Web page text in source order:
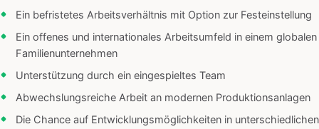
Ein befristetes Arbeitsverhältnis mit Option zur Festeinstellung
Ein offenes und internationales Arbeitsumfeld in einem globalen
Familienunternehmen
Unterstützung durch ein eingespieltes Team
Abwechslungsreiche Arbeit an modernen Produktionsanlagen
Die Chance auf Entwicklungsmöglichkeiten in unterschiedlichen